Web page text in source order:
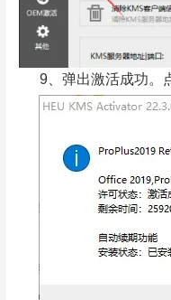
9、弹出激活成功。